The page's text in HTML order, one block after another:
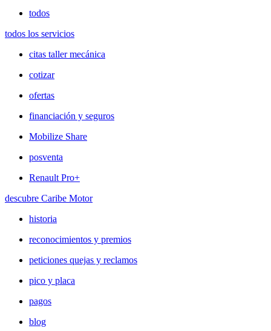
todos
todos los servicios
citas taller mecánica
cotizar
ofertas
financiación y seguros
Mobilize Share
posventa
Renault Pro+
descubre Caribe Motor
historia
reconocimientos y premios
peticiones quejas y reclamos
pico y placa
pagos
blog